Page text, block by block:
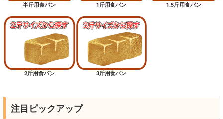
半斤用食パン 1斤用食パン 1.5斤用食パン
2斤用食パン 3斤用食パン
注目ピックアップ